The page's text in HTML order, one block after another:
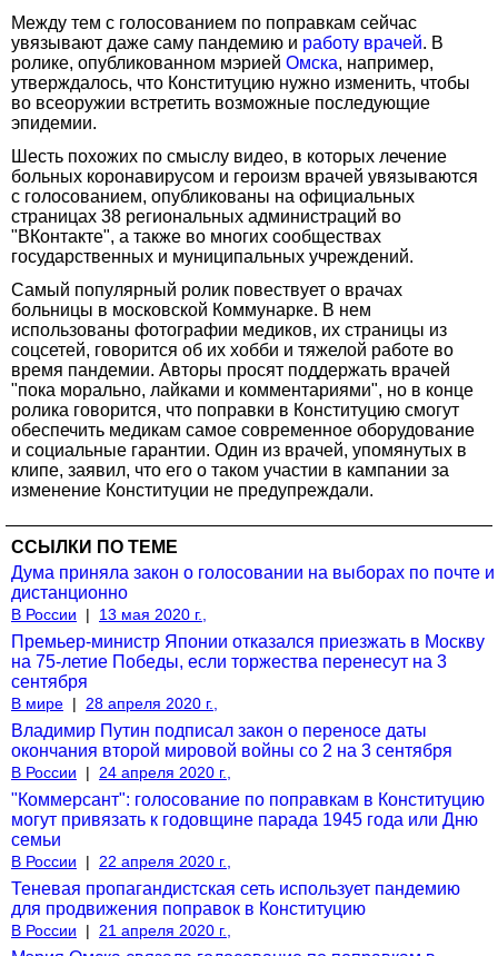
Между тем с голосованием по поправкам сейчас
увязывают даже саму пандемию и работу врачей. В
ролике, опубликованном мэрией Омска, например,
утверждалось, что Конституцию нужно изменить, чтобы
во всеоружии встретить возможные последующие
эпидемии.
Шесть похожих по смыслу видео, в которых лечение
больных коронавирусом и героизм врачей увязываются
с голосованием, опубликованы на официальных
страницах 38 региональных администраций во
"ВКонтакте", а также во многих сообществах
государственных и муниципальных учреждений.
Самый популярный ролик повествует о врачах
больницы в московской Коммунарке. В нем
использованы фотографии медиков, их страницы из
соцсетей, говорится об их хобби и тяжелой работе во
время пандемии. Авторы просят поддержать врачей
"пока морально, лайками и комментариями", но в конце
ролика говорится, что поправки в Конституцию смогут
обеспечить медикам самое современное оборудование
и социальные гарантии. Один из врачей, упомянутых в
клипе, заявил, что его о таком участии в кампании за
изменение Конституции не предупреждали.
ССЫЛКИ ПО ТЕМЕ
Дума приняла закон о голосовании на выборах по почте и
дистанционно
В России | 13 мая 2020 г.,
Премьер-министр Японии отказался приезжать в Москву
на 75-летие Победы, если торжества перенесут на 3
сентября
В мире | 28 апреля 2020 г.,
Владимир Путин подписал закон о переносе даты
окончания второй мировой войны со 2 на 3 сентября
В России | 24 апреля 2020 г.,
"Коммерсант": голосование по поправкам в Конституцию
могут привязать к годовщине парада 1945 года или Дню
семьи
В России | 22 апреля 2020 г.,
Теневая пропагандистская сеть использует пандемию
для продвижения поправок в Конституцию
В России | 21 апреля 2020 г.,